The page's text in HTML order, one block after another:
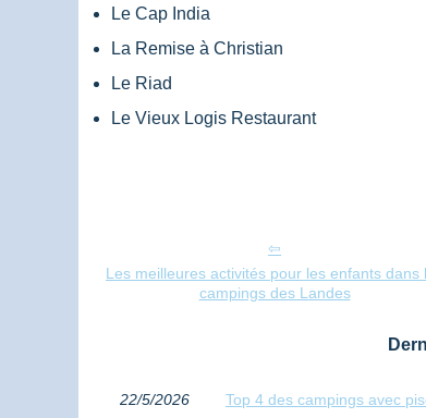
Le Cap India
La Remise à Christian
Le Riad
Le Vieux Logis Restaurant
Les meilleures activités pour les enfants dans
campings des Landes
22/5/2026 Top 4 des campings avec